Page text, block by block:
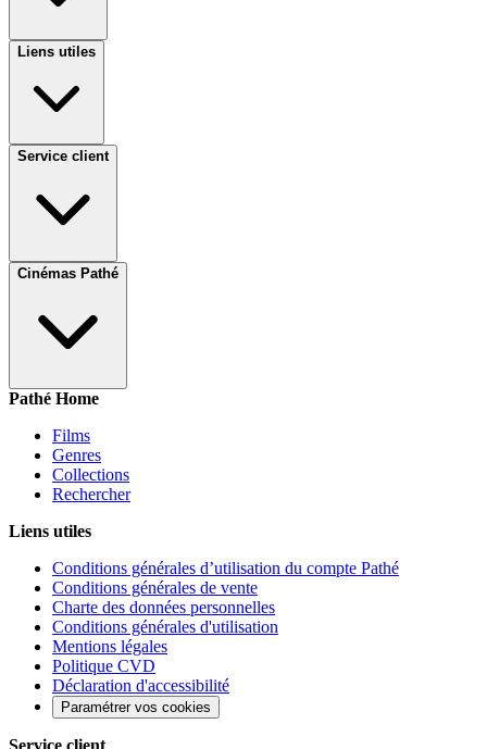
Liens utiles
Service client
Cinémas Pathé
Pathé Home
Films
Genres
Collections
Rechercher
Liens utiles
Conditions générales d’utilisation du compte Pathé
Conditions générales de vente
Charte des données personnelles
Conditions générales d'utilisation
Mentions légales
Politique CVD
Déclaration d'accessibilité
Paramétrer vos cookies
Service client